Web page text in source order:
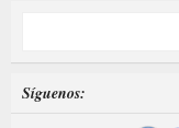
Síguenos: